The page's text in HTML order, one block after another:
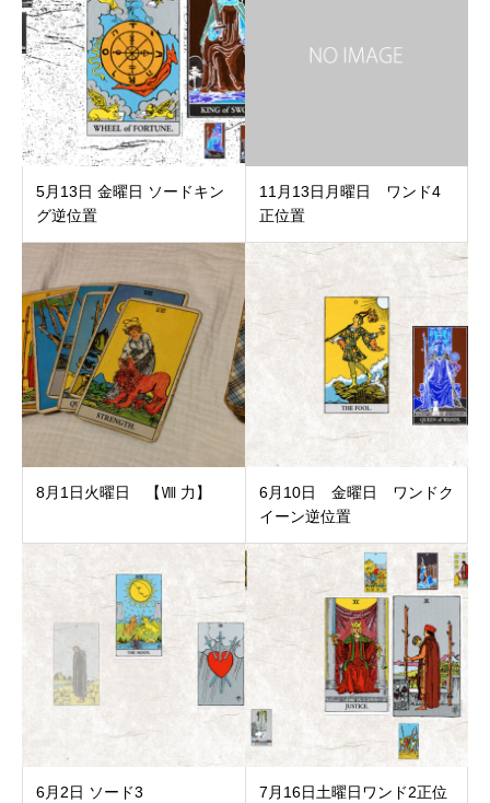
5月13日 金曜日 ソードキン
グ逆位置
11月13日月曜日 ワンド4
正位置
8月1日火曜日 【Ⅷ 力】
6月10日 金曜日 ワンドク
イーン逆位置
6月2日 ソード3
7月16日土曜日ワンド2正位